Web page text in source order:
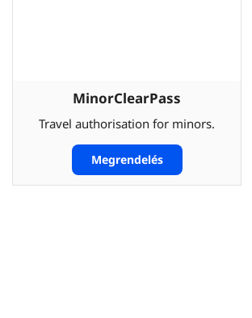
MinorClearPass
Travel authorisation for minors.
Megrendelés